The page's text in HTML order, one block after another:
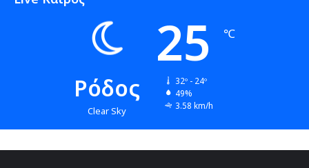
Ρόδος
Clear Sky
25 ℃
32º - 24º
49%
3.58 km/h